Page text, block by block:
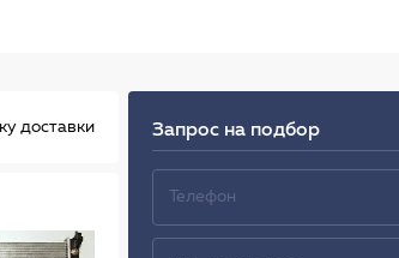
доставки Запрос на подбор